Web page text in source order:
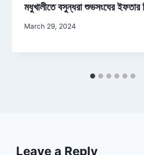
মধুখালীতে বসুন্ধরা শুভসংঘের ইফতার
March 29, 2024
Leave a Reply